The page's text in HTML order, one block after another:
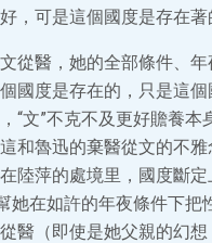
，可是這個國度是存在著
從醫，她的全部條件、
國度是存在的，只是這
“文”不克不及更好贍養本
和魯迅的棄醫從文的不
陸萍的處境里，國度斷
她在如許的年夜條件下把
醫（即使是她父親的幻